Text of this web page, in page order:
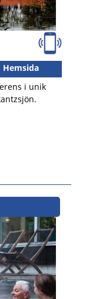
Hemsida
i unik